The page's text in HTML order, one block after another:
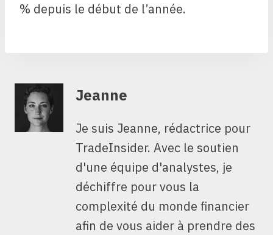
% depuis le début de l’année.
Jeanne
Je suis Jeanne, rédactrice pour
TradeInsider. Avec le soutien
d'une équipe d'analystes, je
déchiffre pour vous la
complexité du monde financier
afin de vous aider à prendre des